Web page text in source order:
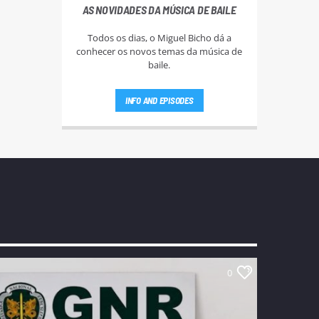
AS NOVIDADES DA MÚSICA DE BAILE
Todos os dias, o Miguel Bicho dá a
conhecer os novos temas da música de
baile.
INFO AND EPISODES
0